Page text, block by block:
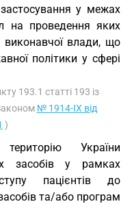
у межах
на проведення яких
влади, що
політики у сфері
193.1 статті 193 із
№ 1914-IX від
)
України
засобів у рамках
пацієнтів до
та/або програм